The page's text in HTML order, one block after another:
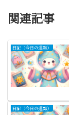
関連記事
日記（今日の運勢）
日記（今日の運勢）